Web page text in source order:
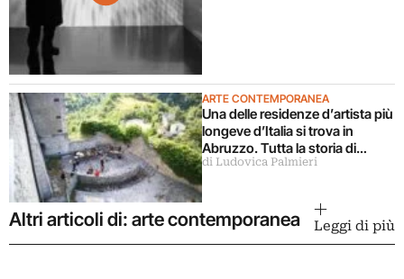
ARTE CONTEMPORANEA
Una delle residenze d’artista più
longeve d’Italia si trova in
Abruzzo. Tutta la storia di
Ramo
di Ludovica Palmieri
Altri articoli di: arte contemporanea Leggi di più